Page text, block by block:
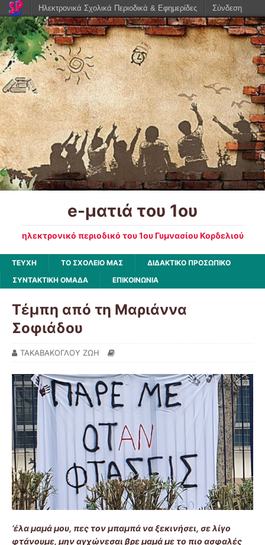
e-ματιά του 1ου
ηλεκτρονικό περιοδικό του 1ου Γυμνασίου Κορδελιού
ΤΕΥΧΗ ΤΟ ΣΧΟΛΕΙΟ ΜΑΣ
ΔΙΔΑΚΤΙΚΟ ΠΡΟΣΩΠΙΚΟ
ΣΥΝΤΑΚΤΙΚΗ ΟΜΑΔΑ
ΕΠΙΚΟΙΝΩΝΙΑ
Τέμπη από τη Μαριάννα
Σοφιάδου
ΤΑΚΑΒΑΚΟΓΛΟΥ ΖΩΗ
‘έλα μαμά μου, πες τον μπαμπά να ξεκινήσει, σε λίγο
φτάνουμε, μην αγχώνεσαι βρε μαμά με το πιο ασφαλές
Ηλεκτρονικά Σχολικά Περιοδικά & Εφημερίδες Σύνδεση